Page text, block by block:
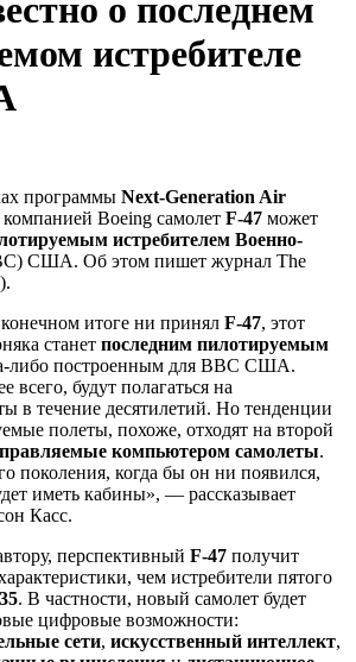
о последнем
истребителе
программы Next-Generation Air
компанией Boeing самолет F-47 может
истребителем Военно-
США. Об этом пишет журнал The
итоге ни принял F-47, этот
станет последним пилотируемым
либо построенным для ВВС США.
будут полагаться на
в течение десятилетий. Но тенденции
полеты, похоже, отходят на второй
компьютером самолеты.
поколения, когда бы он ни появился,
иметь кабины», — рассказывает
Касс.
перспективный F-47 получит
чем истребители пятого
. В частности, новый самолет будет
цифровые возможности:
сети, искусственный интеллект,